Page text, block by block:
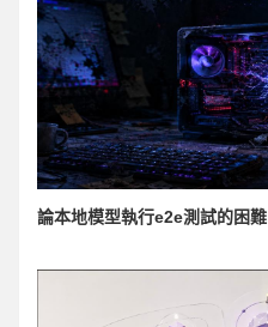
論本地模型執行e2e測試的困難